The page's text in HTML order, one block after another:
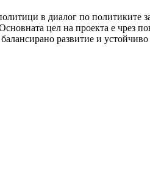
в диалог по политиките
цел на проекта е чрез
развитие и